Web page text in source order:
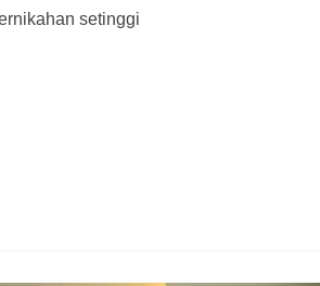
setinggi